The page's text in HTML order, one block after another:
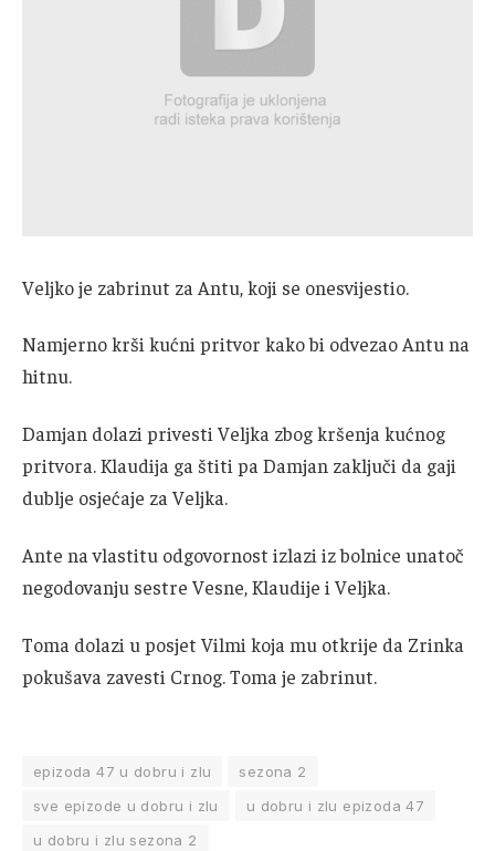
Veljko je zabrinut za Antu, koji se onesvijestio.
Namjerno krši kućni pritvor kako bi odvezao Antu na
hitnu.
Damjan dolazi privesti Veljka zbog kršenja kućnog
pritvora. Klaudija ga štiti pa Damjan zaključi da gaji
dublje osjećaje za Veljka.
Ante na vlastitu odgovornost izlazi iz bolnice unatoč
negodovanju sestre Vesne, Klaudije i Veljka.
Toma dolazi u posjet Vilmi koja mu otkrije da Zrinka
pokušava zavesti Crnog. Toma je zabrinut.
epizoda 47 u dobru i zlu
sezona 2
sve epizode u dobru i zlu
u dobru i zlu epizoda 47
u dobru i zlu sezona 2